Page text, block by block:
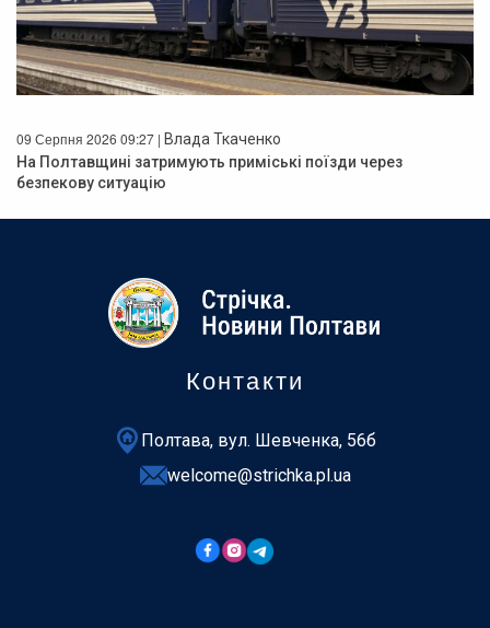
09 Серпня 2026 09:27 | Влада Ткаченко
На Полтавщині затримують приміські поїзди через
безпекову ситуацію
Контакти
Полтава, вул. Шевченка, 56б
welcome@strichka.pl.ua